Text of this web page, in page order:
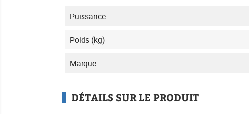
Puissance
Poids (kg)
Marque
DÉTAILS SUR LE PRODUIT